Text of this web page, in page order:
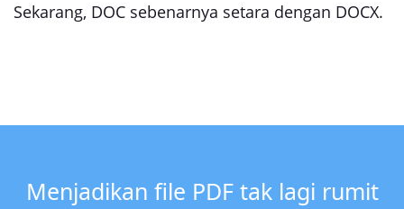
Sekarang, DOC sebenarnya setara dengan DOCX.
Menjadikan file PDF tak lagi rumit